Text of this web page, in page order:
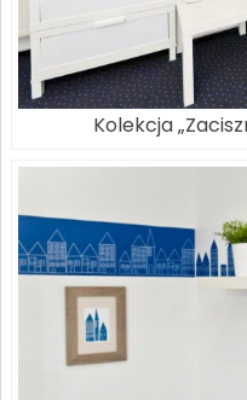
Kolekcja